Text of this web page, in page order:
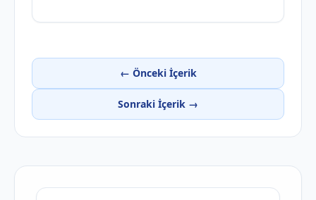
← Önceki İçerik
Sonraki İçerik →